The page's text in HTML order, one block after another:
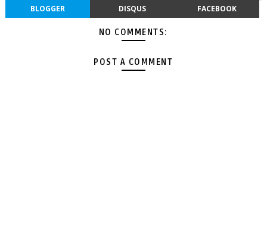
BLOGGER DISQUS FACEBOOK
NO COMMENTS:
POST A COMMENT